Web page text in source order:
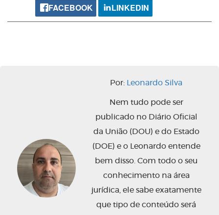
FACEBOOK LINKEDIN
Por: Leonardo Silva
Nem tudo pode ser
publicado no Diário Oficial
da União (DOU) e do Estado
(DOE) e o Leonardo entende
bem disso. Com todo o seu
conhecimento na área
jurídica, ele sabe exatamente
que tipo de conteúdo será